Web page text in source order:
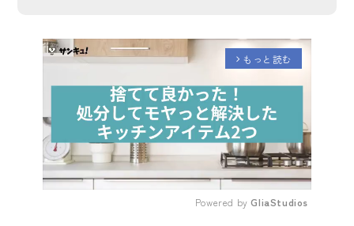
arrow_forward_ios もっと読む
Powered by GliaStudios